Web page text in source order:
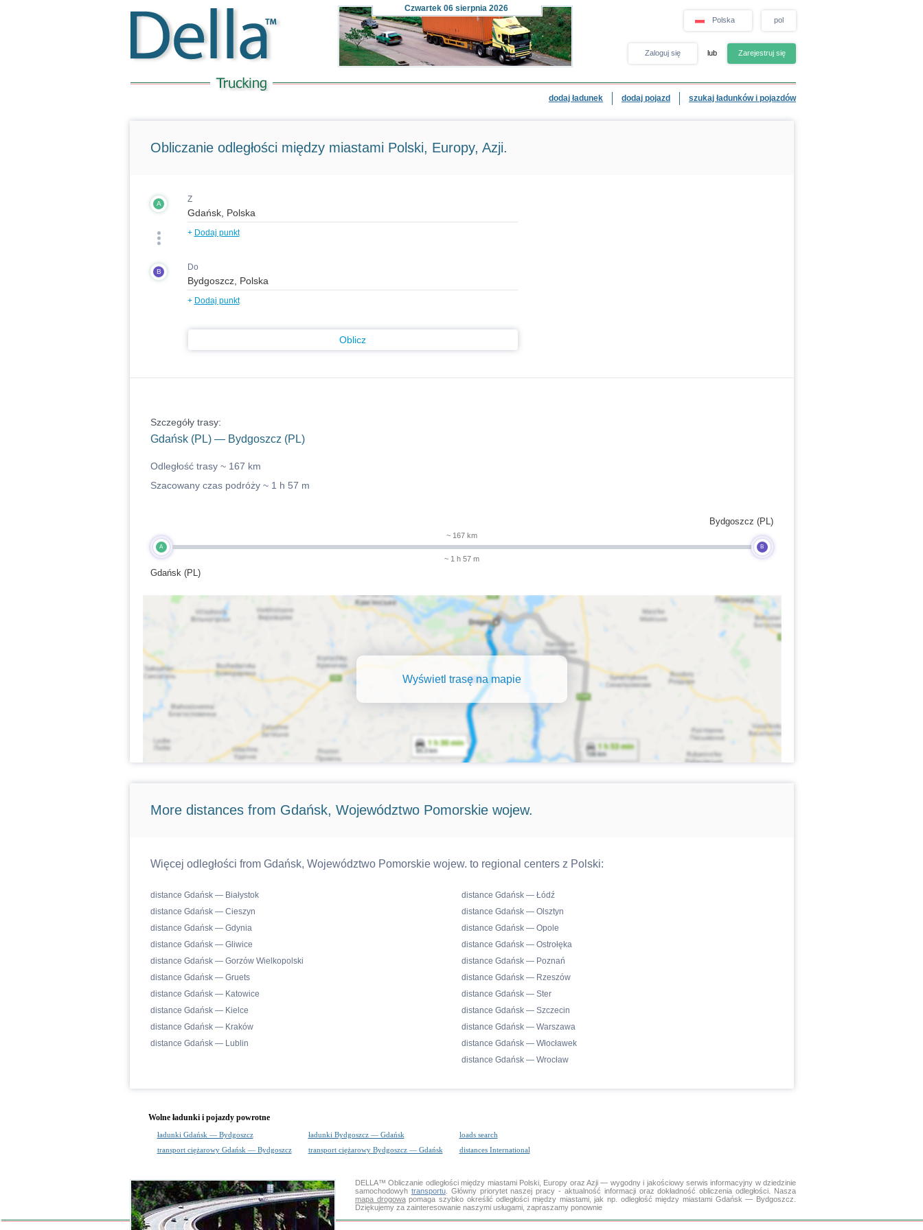
Czwartek06 sierpnia 2026
Polska pol
Zaloguj się lub Zarejestruj się
dodaj ładunek dodaj pojazd szukaj ładunków i pojazdów
Obliczanie odległości między miastami Polski, Europy, Azji.
A Z
+ Dodaj punkt
B Do
+ Dodaj punkt
Oblicz
Szczegóły trasy:
Gdańsk (PL) — Bydgoszcz (PL)
Odległość trasy ~ 167 km
Szacowany czas podróży ~ 1 h 57 m
A
Gdańsk (PL)
~ 167 km
~ 1 h 57 m
B
Bydgoszcz (PL)
Wyświetl trasę na mapie
More distances from Gdańsk, Województwo Pomorskie wojew.
Więcej odległości from Gdańsk, Województwo Pomorskie wojew. to regional centers z Polski:
distance Gdańsk — Białystok
distance Gdańsk — Cieszyn
distance Gdańsk — Gdynia
distance Gdańsk — Gliwice
distance Gdańsk — Gorzów Wielkopolski
distance Gdańsk — Gruets
distance Gdańsk — Katowice
distance Gdańsk — Kielce
distance Gdańsk — Kraków
distance Gdańsk — Lublin
distance Gdańsk — Łódź
distance Gdańsk — Olsztyn
distance Gdańsk — Opole
distance Gdańsk — Ostrołęka
distance Gdańsk — Poznań
distance Gdańsk — Rzeszów
distance Gdańsk — Ster
distance Gdańsk — Szczecin
distance Gdańsk — Warszawa
distance Gdańsk — Włocławek
distance Gdańsk — Wrocław
Wolne ładunki i pojazdy powrotne
ładunki Gdańsk — Bydgoszcz ładunki Bydgoszcz — Gdańsk
loads search
transport ciężarowy Gdańsk — Bydgoszcz
transport ciężarowy Bydgoszcz — Gdańsk distances International
DELLA™Obliczanie odległościmiędzy miastami Polski, Europy oraz Azji — wygodny i jakościowy serwis informacyjny w dziedzinie
samochodowyh transportu. Główny priorytet naszej pracy - aktualność informacji oraz dokładność obliczenia odległości. Nasza
mapa drogowapomaga szybko określić odległości między miastami, jak np. odległość między miastami Gdańsk — Bydgoszcz.
Dziękujemy za zainteresowanie naszymi usługami, zapraszamy ponownie